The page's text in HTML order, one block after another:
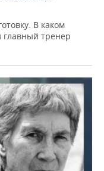
В каком
главный тренер